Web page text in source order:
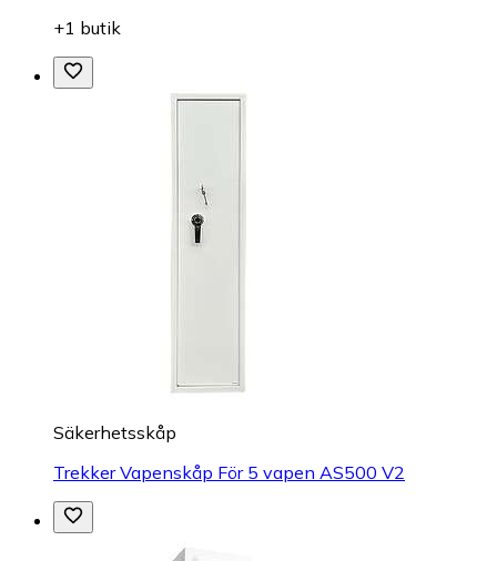
+1 butik
Säkerhetsskåp
Trekker Vapenskåp För 5 vapen AS500 V2